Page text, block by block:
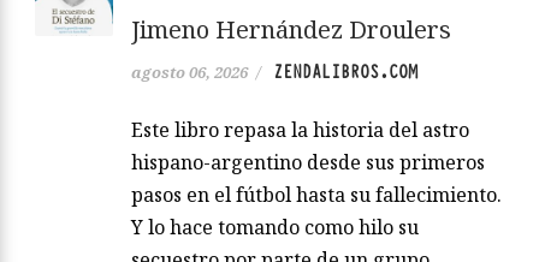
Jimeno Hernández Droulers
agosto 06, 2026 / ZENDALIBROS.COM
Este libro repasa la historia del astro
hispano-argentino desde sus primeros
pasos en el fútbol hasta su fallecimiento.
Y lo hace tomando como hilo su